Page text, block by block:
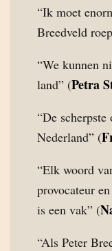
“Ik moet
Breedveld
“We kunnen
land” (Petra
“De
Nederland” (
“Elk woord
provocateur
is een vak” (
“Als Peter